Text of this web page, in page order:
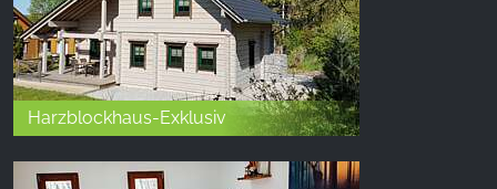
Harzblockhaus-Exklusiv